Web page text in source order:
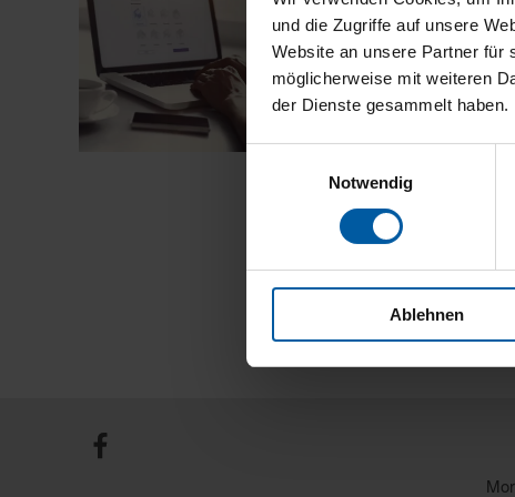
und die Zugriffe auf unsere
Website an unsere Partner für
möglicherweise mit weiteren
der Dienste gesammelt haben.
Einwilligungsauswahl
Notwendig
Ablehnen
Balkon oder Garten?
Dann sind Sie genau
Möglichkeit …
„In
Minuten
Angebot
–
ganz
einfach
mit
Digitalen
Kaufberater“
weiterlesen